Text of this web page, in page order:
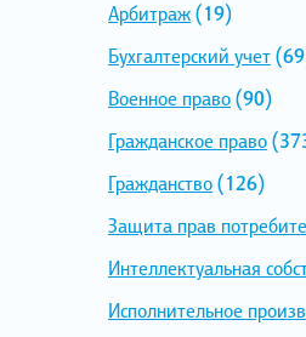
Арбитраж(19)
Бухгалтерский учет
Военное право(90)
Гражданское право
Гражданство(126)
Защита прав
Интеллектуальная
Исполнительное